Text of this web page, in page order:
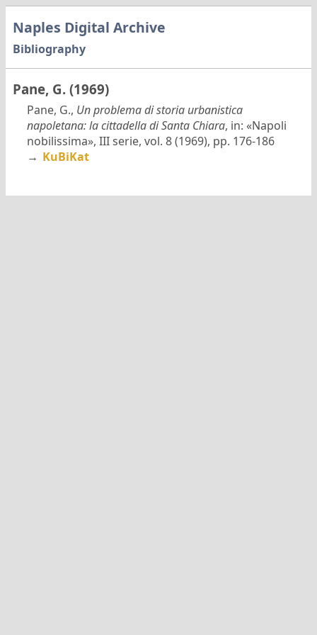
Naples Digital Archive
Bibliography
Pane, G. (1969)
Pane, G., Un problema di storia urbanistica
napoletana: la cittadella di Santa Chiara, in: «Napoli
nobilissima», III serie, vol. 8 (1969), pp. 176-186
→ KuBiKat